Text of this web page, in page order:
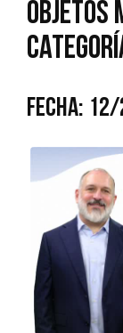
OBJETOS
FECHA: